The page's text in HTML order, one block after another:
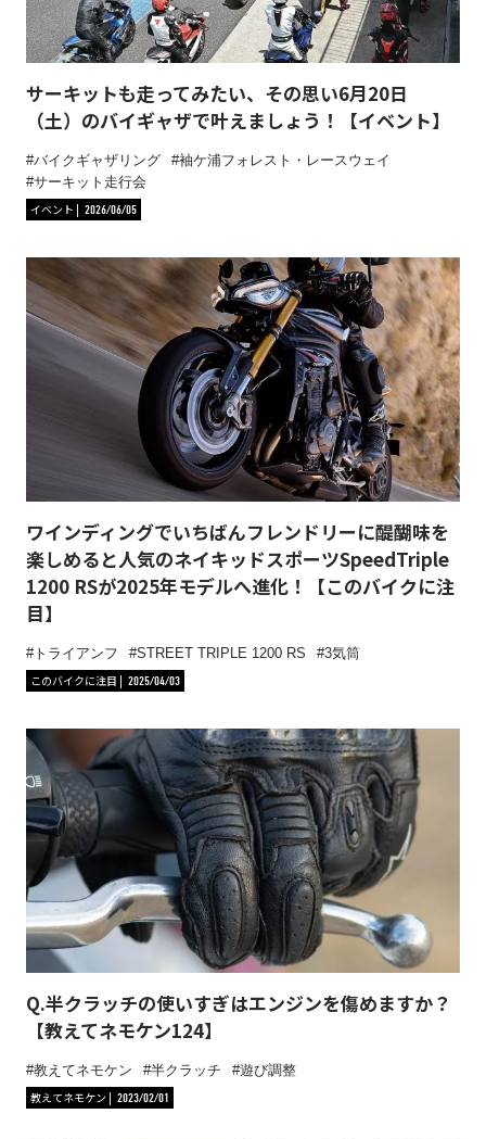
サーキットも走ってみたい、その思い6月20日
（土）のバイギャザで叶えましょう！【イベント】
バイクギャザリング
袖ケ浦フォレスト・レースウェイ
サーキット走行会
イベント
2026/06/05
ワインディングでいちばんフレンドリーに醍醐味を
楽しめると人気のネイキッドスポーツSpeedTriple
1200 RSが2025年モデルへ進化！【このバイクに注
目】
トライアンフ STREET TRIPLE 1200 RS
3気筒
このバイクに注目
2025/04/03
Q.半クラッチの使いすぎはエンジンを傷めますか？
【教えてネモケン124】
教えてネモケン 半クラッチ
遊び調整
教えてネモケン
2023/02/01